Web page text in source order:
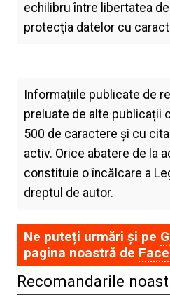
echilibru între libertatea
protecţia datelor cu
Informațiile publicate de
preluate de alte publicații
500 de caractere și cu
activ. Orice abatere de la
constituie o încălcare a
dreptul de autor.
Ne puteți urmări și pe
pagina noastră de
Recomandarile